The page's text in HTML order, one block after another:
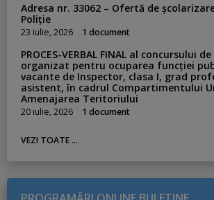
Adresa nr. 33062 – Ofertă de
Poliție
23 iulie, 2026 1 document
PROCES-VERBAL FINAL al concursului
organizat pentru ocuparea funcției
vacante de Inspector, clasa I, grad
asistent, în cadrul Compartimentului
Amenajarea Teritoriului
20 iulie, 2026 1 document
VEZI TOATE ...